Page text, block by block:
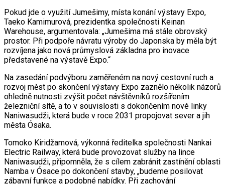
Pokud jde o využití Jumešimy, místa konání výstavy Expo,
Taeko Kamimurová, prezidentka společnosti Keinan
Warehouse, argumentovala: „Jumešima má stále obrovský
prostor. Při podpoře návratu výroby do Japonska by měla být
rozvíjena jako nová průmyslová základna pro inovace
představené na výstavě Expo.“
Na zasedání podvýboru zaměřeném na nový cestovní ruch a
rozvoj měst po skončení výstavy Expo zaznělo několik názorů
ohledně nutnosti zvýšit počet návštěvníků rozšířením
železniční sítě, a to v souvislosti s dokončením nové linky
Naniwasudži, která bude v roce 2031 propojovat sever a jih
města Ósaka.
Tomoko Kiridžamová, výkonná ředitelka společnosti Nankai
Electric Railway, která bude provozovat služby na lince
Naniwasudži, připomněla, že s cílem zabránit zastínění oblasti
Namba v Ósace po dokončení stavby, „budeme posilovat
zábavní funkce a podobné nabídky. Při zachování